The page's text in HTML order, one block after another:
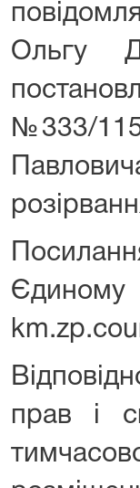
Ольгу
№333/
прав і